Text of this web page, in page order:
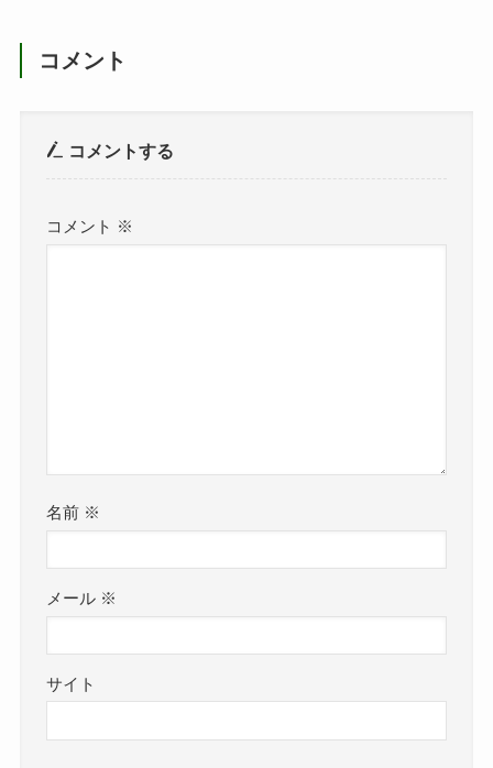
コメント
コメントする
コメント ※
名前 ※
メール ※
サイト